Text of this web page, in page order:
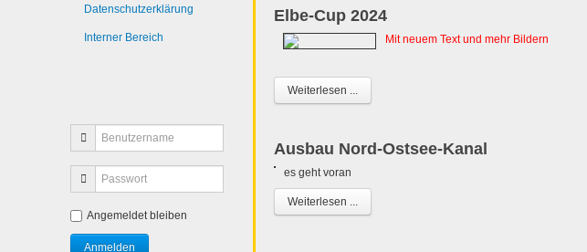
Elbe-Cup 2024
Mit neuem Text und mehr Bildern
Weiterlesen ...
Ausbau Nord-Ostsee-Kanal
es geht voran
Weiterlesen ...
Datenschutzerklärung
Interner Bereich
Angemeldet bleiben